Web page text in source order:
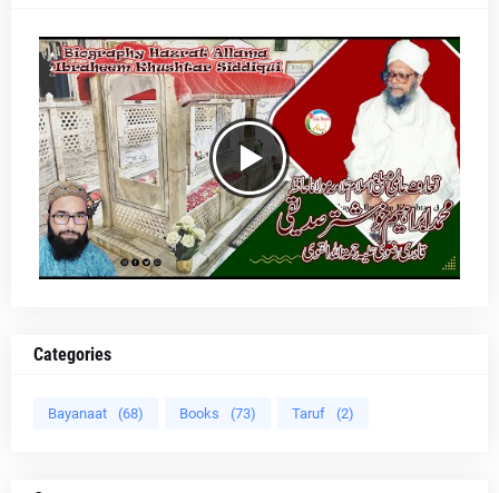
Categories
Bayanaat (68) Books (73) Taruf (2)